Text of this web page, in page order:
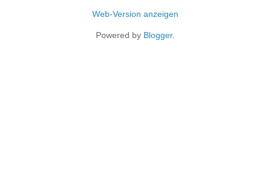
Web-Version anzeigen
Powered by Blogger.